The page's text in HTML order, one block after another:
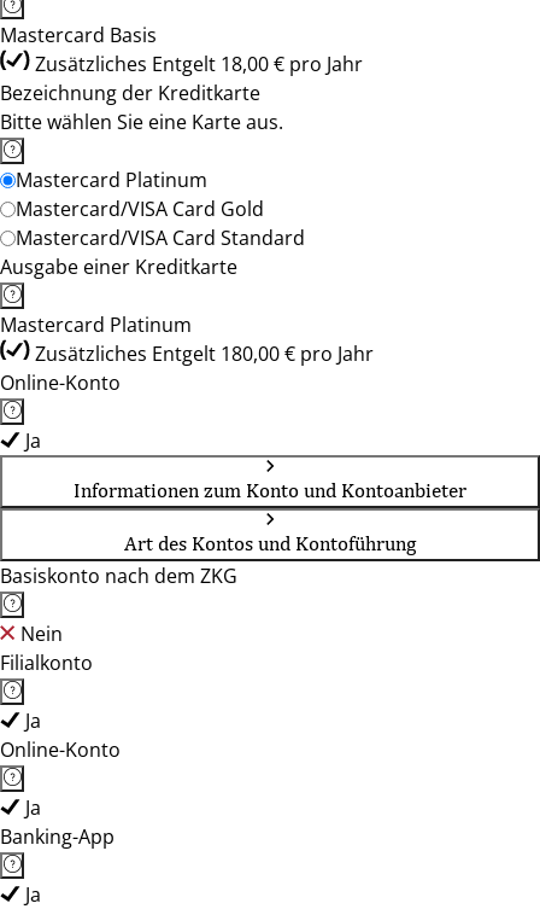
Mastercard Basis
Zusätzliches Entgelt 18,00 € pro Jahr
Bezeichnung der Kreditkarte
Bitte wählen Sie eine Karte aus.
Mastercard Platinum
Mastercard/VISA Card Gold
Mastercard/VISA Card Standard
Ausgabe einer Kreditkarte
Mastercard Platinum
Zusätzliches Entgelt 180,00 € pro Jahr
Online-Konto
Ja
Informationen zum Konto und Kontoanbieter
Art des Kontos und Kontoführung
Basiskonto nach dem ZKG
Nein
Filialkonto
Ja
Online-Konto
Ja
Banking-App
Ja